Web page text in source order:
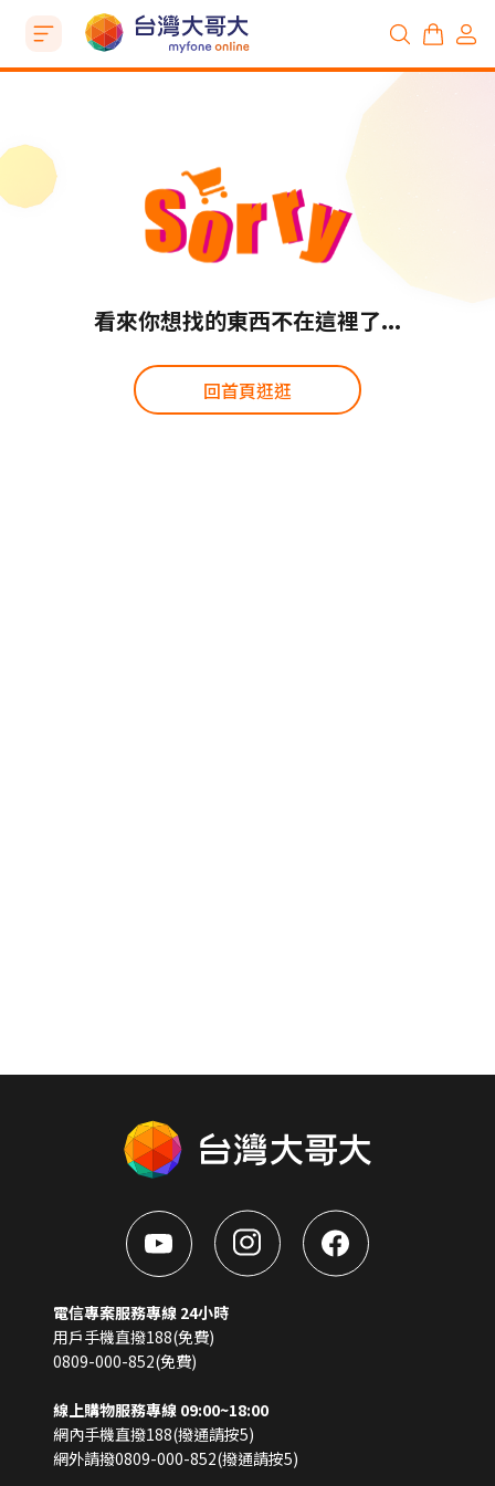
看來你想找的東西不在這裡了...
回首頁逛逛
電信專案服務專線 24小時
用戶手機直撥188(免費)
0809-000-852(免費)
線上購物服務專線 09:00~18:00
網內手機直撥188(撥通請按5)
網外請撥0809-000-852(撥通請按5)